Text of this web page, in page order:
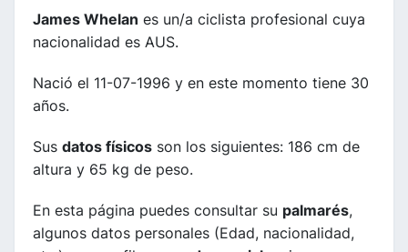
James Whelan es un/a ciclista profesional cuya
nacionalidad es AUS.
Nació el 11-07-1996 y en este momento tiene 30
años.
Sus datos físicos son los siguientes: 186 cm de
altura y 65 kg de peso.
En esta página puedes consultar su palmarés,
algunos datos personales (Edad, nacionalidad,